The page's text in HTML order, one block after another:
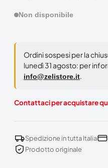
Non disponibile
Ordini sospesi per la
lunedì 31 agosto: per
info@zelistore.it.
Contattaci per acquistare
Spedizione in tutta Italia
Prodotto originale